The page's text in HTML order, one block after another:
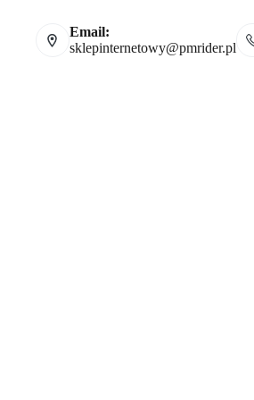
Email:
sklepinternetowy@pmrider.pl